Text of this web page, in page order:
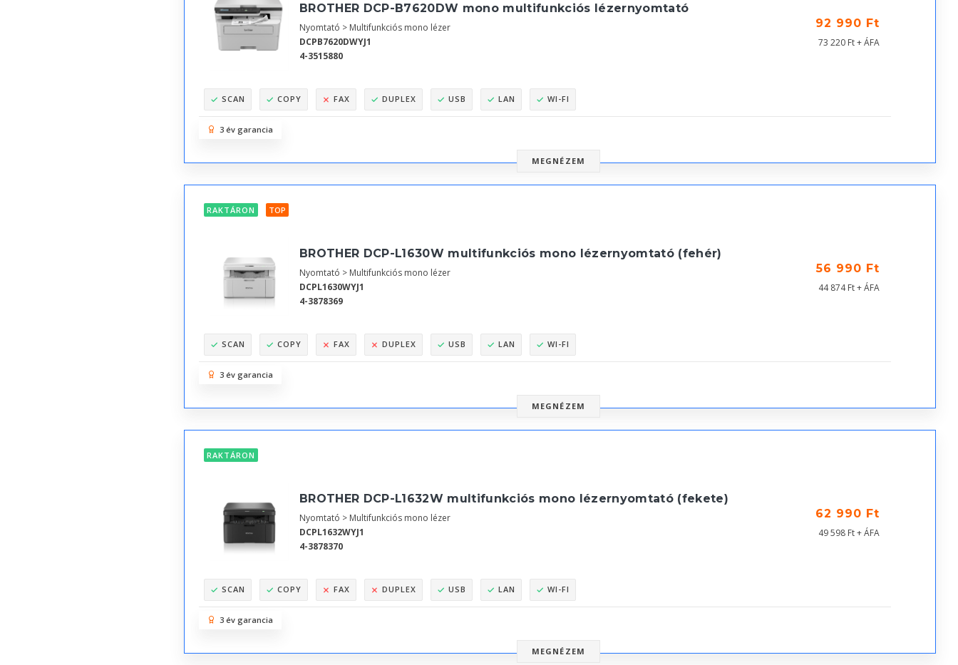
BROTHER DCP-B7620DW mono multifunkciós lézernyomtató
Nyomtató > Multifunkciós mono lézer
DCPB7620DWYJ1
4-3515880
92 990 Ft
73 220 Ft + ÁFA
SCAN COPY FAX DUPLEX USB LAN WI-FI
3 év garancia
MEGNÉZEM
RAKTÁRON TOP
BROTHER DCP-L1630W multifunkciós mono lézernyomtató (fehér)
Nyomtató > Multifunkciós mono lézer
DCPL1630WYJ1
4-3878369
56 990 Ft
44 874 Ft + ÁFA
SCAN COPY FAX DUPLEX USB LAN WI-FI
3 év garancia
MEGNÉZEM
RAKTÁRON
BROTHER DCP-L1632W multifunkciós mono lézernyomtató (fekete)
Nyomtató > Multifunkciós mono lézer
DCPL1632WYJ1
4-3878370
62 990 Ft
49 598 Ft + ÁFA
SCAN COPY FAX DUPLEX USB LAN WI-FI
3 év garancia
MEGNÉZEM